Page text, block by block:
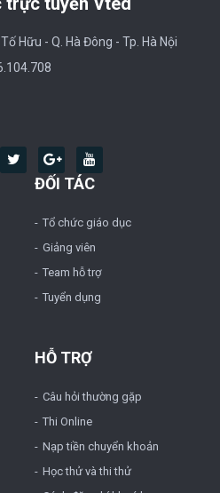
Hữu - Q. Hà Đông - Tp. Hà Nội
ĐỐI TÁC
Tổ chức giáo dục
Giảng viên
Team hỗ trợ
Tuyển dụng
HỖ TRỢ
Câu hỏi thường gặp
Thi Online
Nạp tiền chuyển khoản
Học thử và thi thử